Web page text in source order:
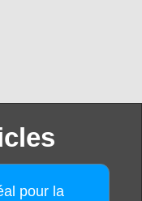
pour la